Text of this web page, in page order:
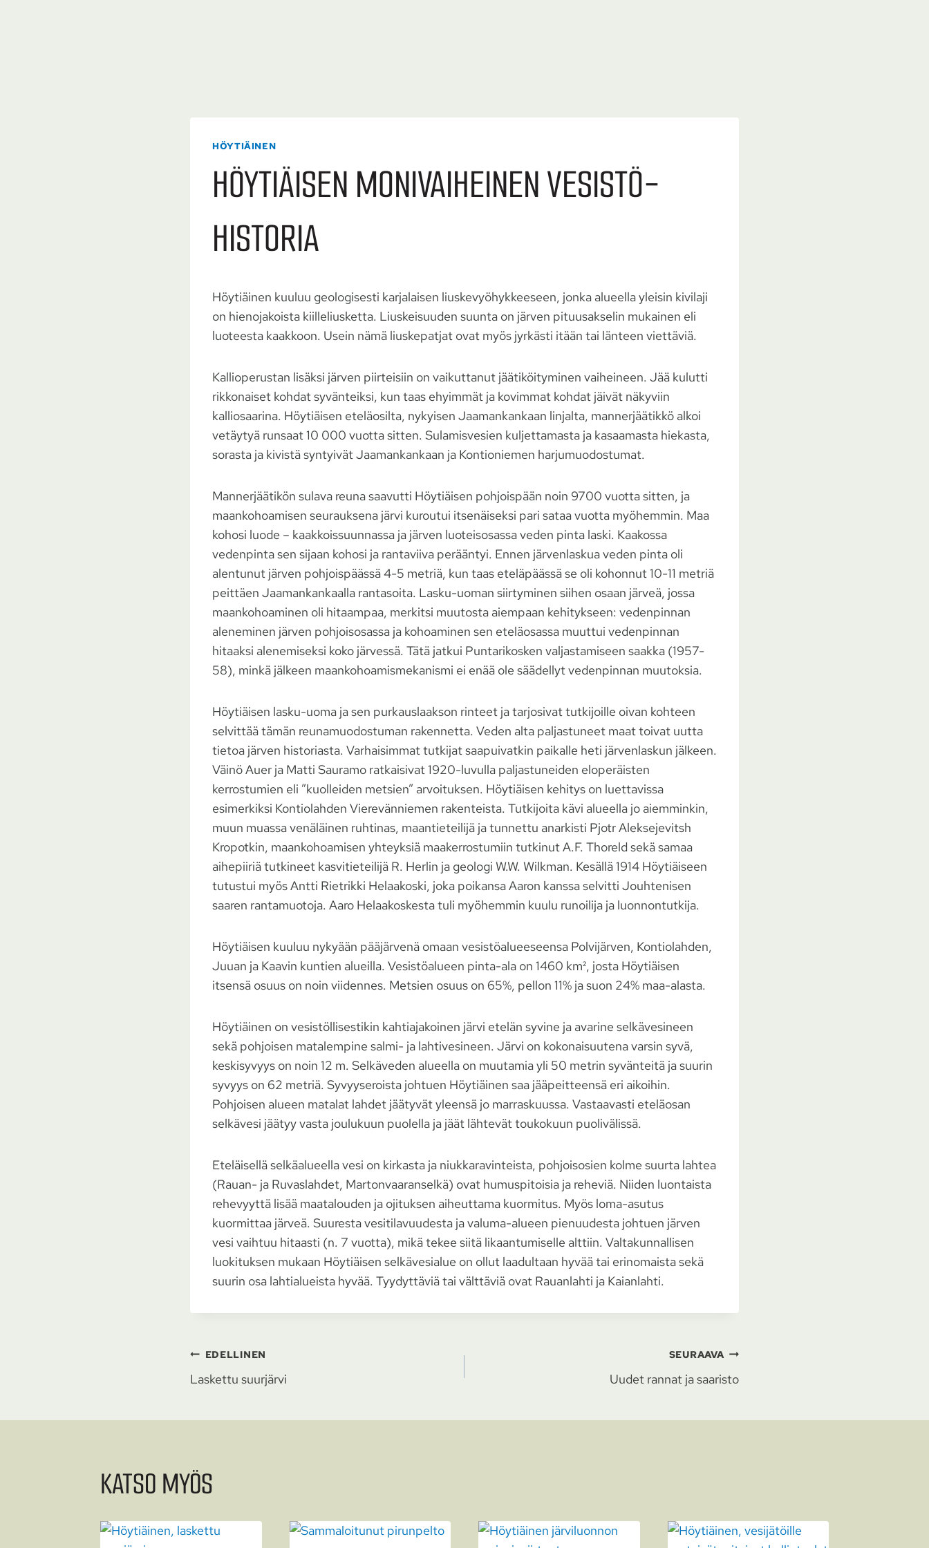
HÖYTIÄINEN
HÖYTIÄISEN MONI­VAIHEINEN VESISTÖ­
HISTORIA
Höytiäinen kuuluu geologisesti karjalaisen liuskevyöhykkeeseen, jonka alueella yleisin kivilaji
on hienojakoista kiilleliusketta. Liuskeisuuden suunta on järven pituusakselin mukainen eli
luoteesta kaakkoon. Usein nämä liuskepatjat ovat myös jyrkästi itään tai länteen viettäviä.
Kallioperustan lisäksi järven piirteisiin on vaikuttanut jäätiköityminen vaiheineen. Jää kulutti
rikkonaiset kohdat syvänteiksi, kun taas ehyimmät ja kovimmat kohdat jäivät näkyviin
kalliosaarina. Höytiäisen eteläosilta, nykyisen Jaamankankaan linjalta, mannerjäätikkö alkoi
vetäytyä runsaat 10 000 vuotta sitten. Sulamisvesien kuljettamasta ja kasaamasta hiekasta,
sorasta ja kivistä syntyivät Jaamankankaan ja Kontioniemen harjumuodostumat.
Mannerjäätikön sulava reuna saavutti Höytiäisen pohjoispään noin 9700 vuotta sitten, ja
maankohoamisen seurauksena järvi kuroutui itsenäiseksi pari sataa vuotta myöhemmin. Maa
kohosi luode – kaakkoissuunnassa ja järven luoteisosassa veden pinta laski. Kaakossa
vedenpinta sen sijaan kohosi ja rantaviiva perääntyi. Ennen järvenlaskua veden pinta oli
alentunut järven pohjoispäässä 4-5 metriä, kun taas eteläpäässä se oli kohonnut 10-11 metriä
peittäen Jaamankankaalla rantasoita. Lasku-uoman siirtyminen siihen osaan järveä, jossa
maankohoaminen oli hitaampaa, merkitsi muutosta aiempaan kehitykseen: vedenpinnan
aleneminen järven pohjoisosassa ja kohoaminen sen eteläosassa muuttui vedenpinnan
hitaaksi alenemiseksi koko järvessä. Tätä jatkui Puntarikosken valjastamiseen saakka (1957-
58), minkä jälkeen maankohoamismekanismi ei enää ole säädellyt vedenpinnan muutoksia.
Höytiäisen lasku-uoma ja sen purkauslaakson rinteet ja tarjosivat tutkijoille oivan kohteen
selvittää tämän reunamuodostuman rakennetta. Veden alta paljastuneet maat toivat uutta
tietoa järven historiasta. Varhaisimmat tutkijat saapuivatkin paikalle heti järvenlaskun jälkeen.
Väinö Auer ja Matti Sauramo ratkaisivat 1920-luvulla paljastuneiden eloperäisten
kerrostumien eli ”kuolleiden metsien” arvoituksen. Höytiäisen kehitys on luettavissa
esimerkiksi Kontiolahden Vierevänniemen rakenteista. Tutkijoita kävi alueella jo aiemminkin,
muun muassa venäläinen ruhtinas, maantieteilijä ja tunnettu anarkisti Pjotr Aleksejevitsh
Kropotkin, maankohoamisen yhteyksiä maakerrostumiin tutkinut A.F. Thoreld sekä samaa
aihepiiriä tutkineet kasvitieteilijä R. Herlin ja geologi W.W. Wilkman. Kesällä 1914 Höytiäiseen
tutustui myös Antti Rietrikki Helaakoski, joka poikansa Aaron kanssa selvitti Jouhtenisen
saaren rantamuotoja. Aaro Helaakoskesta tuli myöhemmin kuulu runoilija ja luonnontutkija.
Höytiäisen kuuluu nykyään pääjärvenä omaan vesistöalueeseensa Polvijärven, Kontiolahden,
Juuan ja Kaavin kuntien alueilla. Vesistöalueen pinta-ala on 1460 km², josta Höytiäisen
itsensä osuus on noin viidennes. Metsien osuus on 65%, pellon 11% ja suon 24% maa-alasta.
Höytiäinen on vesistöllisestikin kahtiajakoinen järvi etelän syvine ja avarine selkävesineen
sekä pohjoisen matalempine salmi- ja lahtivesineen. Järvi on kokonaisuutena varsin syvä,
keskisyvyys on noin 12 m. Selkäveden alueella on muutamia yli 50 metrin syvänteitä ja suurin
syvyys on 62 metriä. Syvyyseroista johtuen Höytiäinen saa jääpeitteensä eri aikoihin.
Pohjoisen alueen matalat lahdet jäätyvät yleensä jo marraskuussa. Vastaavasti eteläosan
selkävesi jäätyy vasta joulukuun puolella ja jäät lähtevät toukokuun puolivälissä.
Eteläisellä selkäalueella vesi on kirkasta ja niukkaravinteista, pohjoisosien kolme suurta lahtea
(Rauan- ja Ruvaslahdet, Martonvaaranselkä) ovat humuspitoisia ja reheviä. Niiden luontaista
rehevyyttä lisää maatalouden ja ojituksen aiheuttama kuormitus. Myös loma-asutus
kuormittaa järveä. Suuresta vesitilavuudesta ja valuma-alueen pienuudesta johtuen järven
vesi vaihtuu hitaasti (n. 7 vuotta), mikä tekee siitä likaantumiselle alttiin. Valtakunnallisen
luokituksen mukaan Höytiäisen selkävesialue on ollut laadultaan hyvää tai erinomaista sekä
suurin osa lahtialueista hyvää. Tyydyttäviä tai välttäviä ovat Rauanlahti ja Kaianlahti.
ARTIKKELIEN
EDELLINEN
Laskettu suurjärvi
SEURAAVA
Uudet rannat ja saaristo
KATSO MYÖS